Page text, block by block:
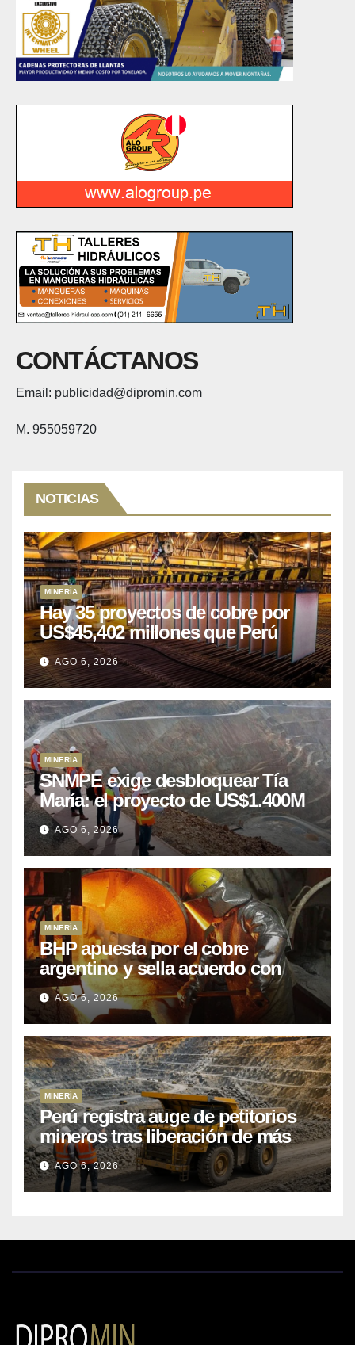
CONTÁCTANOS
Email: publicidad@dipromin.com
M. 955059720
NOTICIAS
MINERÍA
Hay 35 proyectos de cobre por
US$45,402 millones que Perú
puede aprovechar
AGO 6, 2026
MINERÍA
SNMPE exige desbloquear Tía
María: el proyecto de US$1.400M
que Perú lleva 15 años
posponiendo
AGO 6, 2026
MINERÍA
BHP apuesta por el cobre
argentino y sella acuerdo con
Kobrea para siete proyecto
AGO 6, 2026
MINERÍA
Perú registra auge de petitorios
mineros tras liberación de más
de mil concesiones para explorar
cobre y oro
AGO 6, 2026